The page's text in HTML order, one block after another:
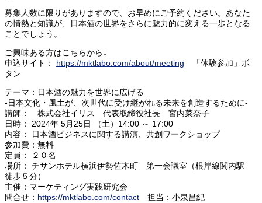
募集人数に限りがありますので、お早めにご予約ください。あなた
の情熱と知識が、日本酒の世界をさらに魅力的に変える一歩となる
ことでしょう。
ご興味ある方はこちらから↓
申込サイト： https://mktlabo.com/about/meeting 「体験参加」ボ
タン
テーマ：日本酒の魅力を世界に広げる
-日本文化・風土が、次世代に受け継がれる未来を創造するために-
講師： 株式会社イリス 代表取締役社長 宮内菜奈子
日時： 2024年 5月25日 （土）14:00 ～ 17:00
内容： 日本酒ビジネスに関する講演、共創ワークショップ
参加費：無料
定員： ２０名
場所： チサンホテル横浜伊勢佐木町 第一会議室（根岸線関内駅
徒歩５分）
主催：マーケティング実践研究会
問合せ： https://mktlabo.com/contact 担当：小泉昌紀